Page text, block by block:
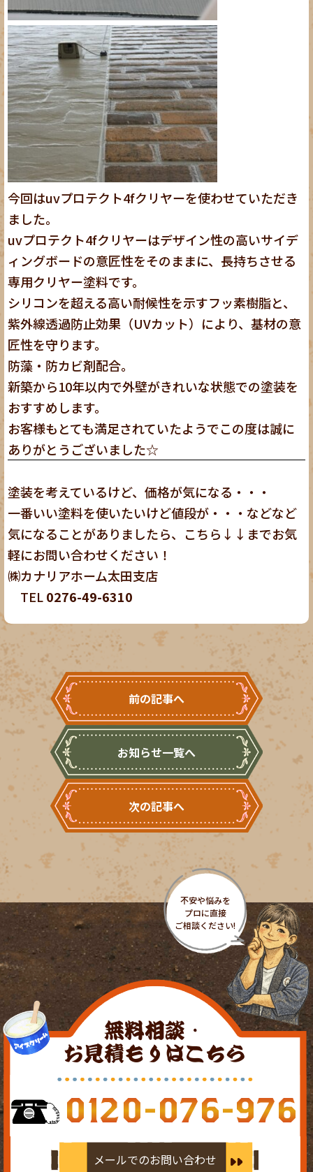
今回はuvプロテクト4fクリヤーを使わせていただき
ました。
uvプロテクト4fクリヤーはデザイン性の高いサイデ
ィングボードの意匠性をそのままに、長持ちさせる
専用クリヤー塗料です。
シリコンを超える高い耐候性を示すフッ素樹脂と、
紫外線透過防止効果（UVカット）により、基材の意
匠性を守ります。
防藻・防カビ剤配合。
新築から10年以内で外壁がきれいな状態での塗装を
おすすめします。
お客様もとても満足されていたようでこの度は誠に
ありがとうございました☆
塗装を考えているけど、価格が気になる・・・
一番いい塗料を使いたいけど値段が・・・などなど
気になることがありましたら、こちら↓↓までお気
軽にお問い合わせください！
㈱カナリアホーム太田支店
TEL0276-49-6310
前の記事へ
お知らせ一覧へ
次の記事へ
無料相談・
お見積もりはこちら
0120-076-976
メールでのお問い合わせ